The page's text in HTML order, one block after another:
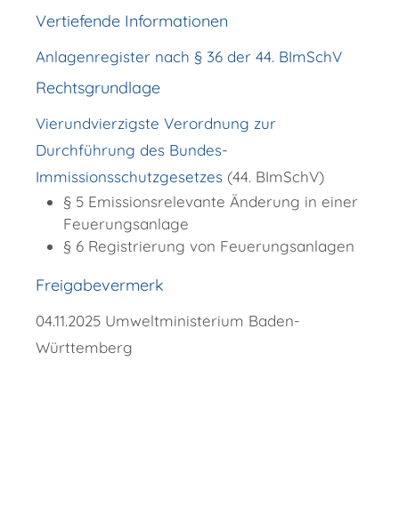
Vertiefende Informationen
Anlagenregister nach § 36 der 44. BImSchV
Rechtsgrundlage
Vierundvierzigste Verordnung zur
Durchführung des Bundes-
Immissionsschutzgesetzes (44. BImSchV)
§ 5 Emissionsrelevante Änderung in einer
Feuerungsanlage
§ 6 Registrierung von Feuerungsanlagen
Freigabevermerk
04.11.2025 Umweltministerium Baden-
Württemberg